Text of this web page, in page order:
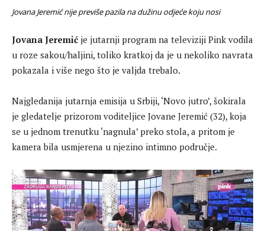
Jovana Jeremić nije previše pazila na dužinu odjeće koju nosi
Jovana Jeremić je jutarnji program na televiziji Pink vodila
u roze sakou/haljini, toliko kratkoj da je u nekoliko navrata
pokazala i više nego što je valjda trebalo.
Najgledanija jutarnja emisija u Srbiji, ‘Novo jutro’, šokirala
je gledatelje prizorom voditeljice Jovane Jeremić (32), koja
se u jednom trenutku ‘nagnula’ preko stola, a pritom je
kamera bila usmjerena u njezino intimno područje.